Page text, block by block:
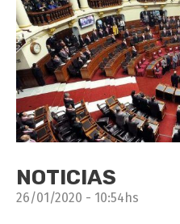
NOTICIAS
26/01/2020 - 10:54hs